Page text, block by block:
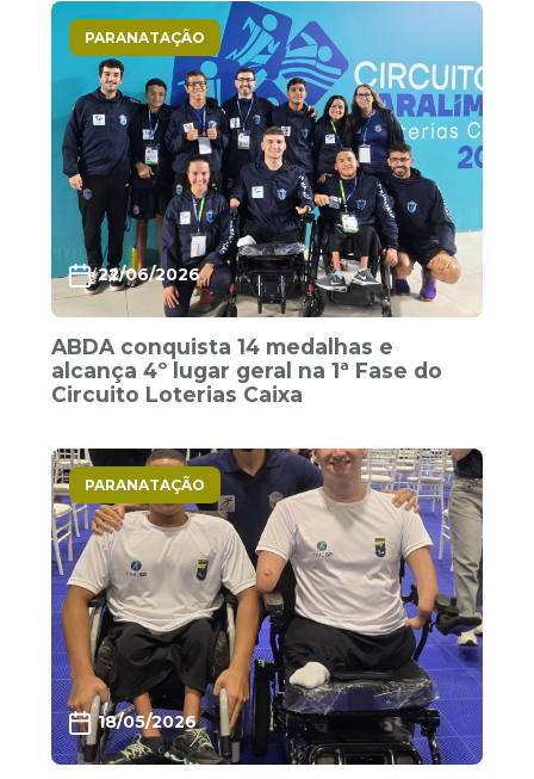
PARANATAÇÃO
22/06/2026
ABDA conquista 14 medalhas e
alcança 4º lugar geral na 1ª Fase do
Circuito Loterias Caixa
PARANATAÇÃO
18/05/2026